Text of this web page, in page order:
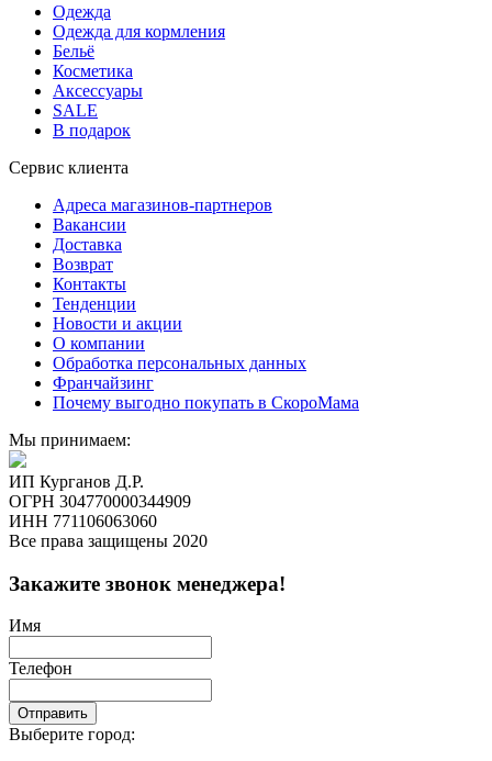
Одежда
Одежда для кормления
Бельё
Косметика
Аксессуары
SALE
В подарок
Сервис клиента
Адреса магазинов-партнеров
Вакансии
Доставка
Возврат
Контакты
Тенденции
Новости и акции
О компании
Обработка персональных данных
Франчайзинг
Почему выгодно покупать в СкороМама
Мы принимаем:
ИП Курганов Д.Р.
ОГРН 304770000344909
ИНН 771106063060
Все права защищены 2020
Закажите звонок менеджера!
Имя
Телефон
Отправить
Выберите город: